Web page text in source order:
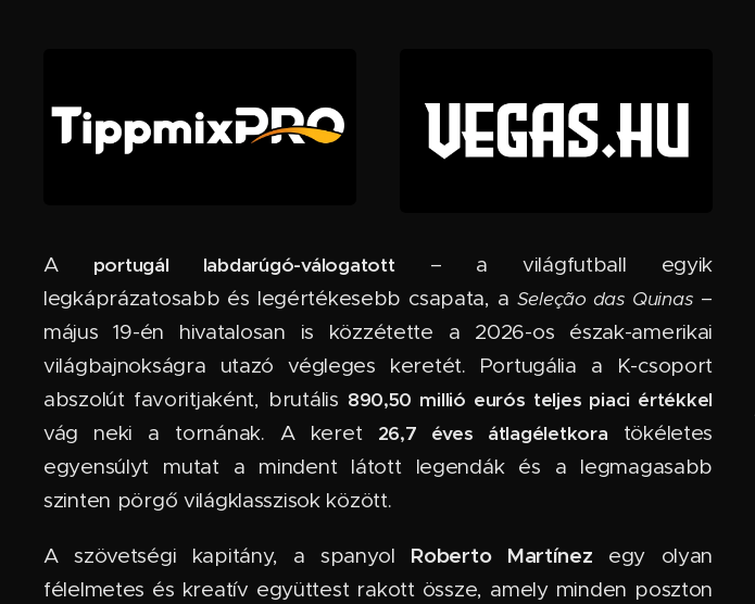
A portugál labdarúgó-válogatott– a világfutball egyik
legkáprázatosabb és legértékesebb csapata, a Seleção das Quinas –
május 19-én hivatalosan is közzétette a 2026-os észak-amerikai
világbajnokságra utazó végleges keretét. Portugália a K-csoport
abszolút favoritjaként, brutális 890,50 millió eurós teljes piaci értékkel
vág neki a tornának. A keret 26,7 éves átlagéletkora tökéletes
egyensúlyt mutat a mindent látott legendák és a legmagasabb
szinten pörgő világklasszisok között.
A szövetségi kapitány, a spanyol Roberto Martínez egy olyan
félelmetes és kreatív együttest rakott össze, amely minden poszton